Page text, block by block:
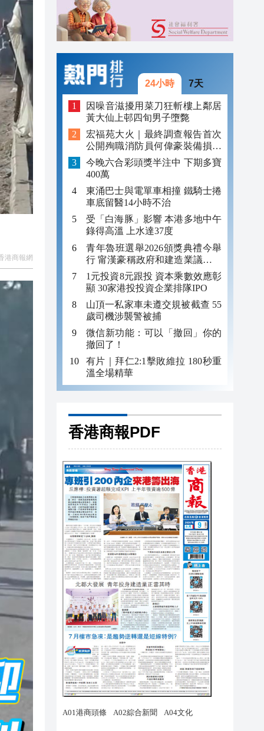
港商報網
24小時 7天
因噪音滋擾用菜刀狂斬樓上鄰居
黃大仙上邨四旬男子墮斃
宏福苑大火｜最終調查報告首次
公開殉職消防員何偉豪裝備損毀
照片
今晚六合彩頭獎半注中 下期多寶
400萬
東涌巴士與電單車相撞 鐵騎士捲
車底留醫14小時不治
受「白海豚」影響 本港多地中午
錄得高溫 上水達37度
青年魯班選舉2026頒獎典禮今舉
行 甯漢豪稱政府和建造業議會做
好培訓工作
1元投資8元跟投 資本乘數效應彰
顯 30家港投投資企業排隊IPO
山頂一私家車未遵交規被截查 55
歲司機涉襲警被捕
微信新功能：可以「撤回」你的
撤回了！
有片｜拜仁2:1擊敗維拉 180秒重
溫全場精華
香港商報PDF